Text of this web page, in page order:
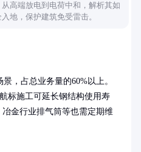
高端放电到电荷中和，解析其如
地，保护建筑免受雷击。
，占总业务量的60%以上。
标施工可延长钢结构使用寿
金行业排气筒等也需定期维